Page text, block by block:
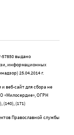
выдано
информационных
25.04.2014 г.
веб-сайт для сбора не
«Милосердие», ОГРН
(140), (171)
Православной службы